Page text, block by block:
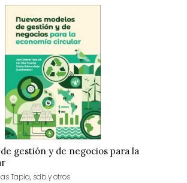
gestión y de negocios para la
Tapia, sdb y otros